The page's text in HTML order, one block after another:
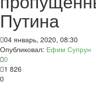
Путина
04 январь, 2020, 08:30
Опубликовал: Ефим Супрун
0
1 826
0